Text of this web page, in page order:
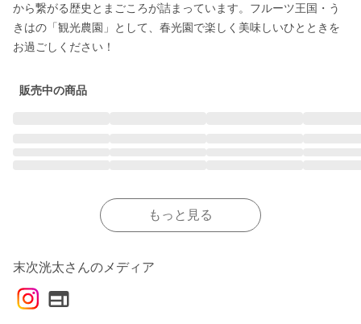
から繋がる歴史とまごころが詰まっています。フルーツ王国・う
きはの「観光農園」として、春光園で楽しく美味しいひとときを
販売中の商品
もっと見る
末次洸太さんのメディア